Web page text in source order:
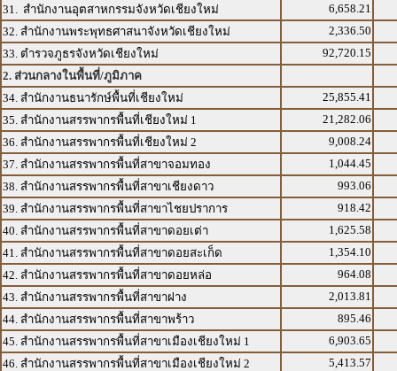
31. สำนักงานอุตสาหกรรมจังหวัดเชียงใหม่
6,658.21
32. สำนักงานพระพุทธศาสนาจังหวัดเชียงใหม่
2,336.50
33. ตำรวจภูธรจังหวัดเชียงใหม่
92,720.15
2. ส่วนกลางในพื้นที่/ภูมิภาค
34. สำนักงานธนารักษ์พื้นที่เชียงใหม่
25,855.41
35. สำนักงานสรรพากรพื้นที่เชียงใหม่ 1
21,282.06
36. สำนักงานสรรพากรพื้นที่เชียงใหม่ 2
9,008.24
37. สำนักงานสรรพากรพื้นที่สาขาจอมทอง
1,044.45
38. สำนักงานสรรพากรพื้นที่สาขาเชียงดาว
993.06
39. สำนักงานสรรพากรพื้นที่สาขาไชยปราการ
918.42
40. สำนักงานสรรพากรพื้นที่สาขาดอยเต่า
1,625.58
41. สำนักงานสรรพากรพื้นที่สาขาดอยสะเก็ด
1,354.10
42. สำนักงานสรรพากรพื้นที่สาขาดอยหล่อ
964.08
43. สำนักงานสรรพากรพื้นที่สาขาฝาง
2,013.81
44. สำนักงานสรรพากรพื้นที่สาขาพร้าว
895.46
45. สำนักงานสรรพากรพื้นที่สาขาเมืองเชียงใหม่ 1
6,903.65
46. สำนักงานสรรพากรพื้นที่สาขาเมืองเชียงใหม่ 2
5,413.57